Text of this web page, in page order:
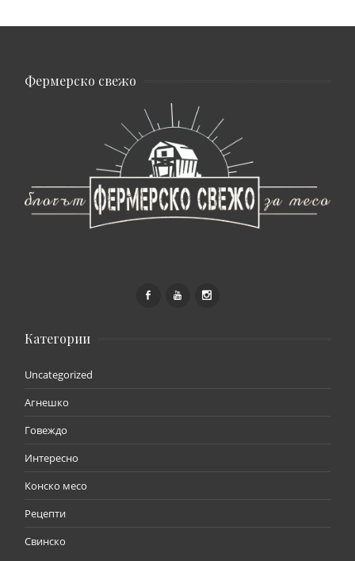
Фермерско свежо
Категории
Uncategorized
Агнешко
Говеждо
Интересно
Конско месо
Рецепти
Свинско